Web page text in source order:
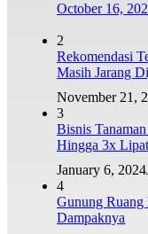
October 16,
2
Rekomendasi
Masih Jarang
November 21,
3
Bisnis
Hingga 3x Lipat
January 6, 2024
4
Gunung
Dampaknya